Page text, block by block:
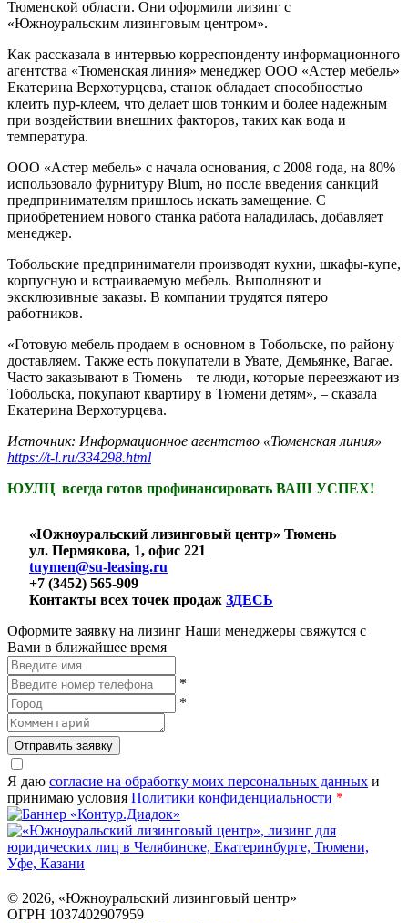
Тюменской области. Они оформили лизинг с
«Южноуральским лизинговым центром».
Как рассказала в интервью корреспонденту информационного
агентства «Тюменская линия» менеджер ООО «Астер мебель»
Екатерина Верхотурцева, станок обладает способностью
клеить пур-клеем, что делает шов тонким и более надежным
при воздействии внешних факторов, таких как вода и
температура.
ООО «Астер мебель» с начала основания, с 2008 года, на 80%
использовало фурнитуру Blum, но после введения санкций
предпринимателям пришлось искать замещение. С
приобретением нового станка работа наладилась, добавляет
менеджер.
Тобольские предприниматели производят кухни, шкафы-купе,
корпусную и встраиваемую мебель. Выполняют и
эксклюзивные заказы. В компании трудятся пятеро
работников.
«Готовую мебель продаем в основном в Тобольске, по району
доставляем. Также есть покупатели в Увате, Демьянке, Вагае.
Часто заказывают в Тюмень – те люди, которые переезжают из
Тобольска, покупают квартиру в Тюмени детям», – сказала
Екатерина Верхотурцева.
Источник: Информационное агентство «Тюменская линия»
https://t-l.ru/334298.html
ЮУЛЦ всегда готов профинансировать ВАШ УСПЕХ!
«Южноуральский лизинговый центр» Тюмень
ул. Пермякова, 1, офис 221
tuymen@su-leasing.ru
+7 (3452) 565-909
Контакты всех точек продаж ЗДЕСЬ
Оформите заявку на лизинг Наши менеджеры свяжутся с
Вами в ближайшее время
*
*
Отправить заявку
Я даю согласие на обработку моих персональных данных и
принимаю условия Политики конфиденциальности *
© 2026, «Южноуральский лизинговый центр»
ОГРН 1037402907959